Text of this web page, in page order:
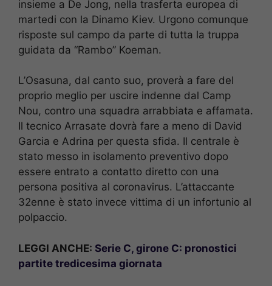
insieme a De Jong, nella trasferta europea di
martedi con la Dinamo Kiev. Urgono comunque
risposte sul campo da parte di tutta la truppa
guidata da “Rambo” Koeman.
L’Osasuna, dal canto suo, proverà a fare del
proprio meglio per uscire indenne dal Camp
Nou, contro una squadra arrabbiata e affamata.
Il tecnico Arrasate dovrà fare a meno di David
Garcia e Adrina per questa sfida. Il centrale è
stato messo in isolamento preventivo dopo
essere entrato a contatto diretto con una
persona positiva al coronavirus. L’attaccante
32enne è stato invece vittima di un infortunio al
polpaccio.
LEGGI ANCHE: Serie C, girone C: pronostici
partite tredicesima giornata